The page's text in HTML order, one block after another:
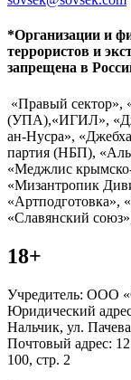
*Организации и
террористов и
запрещена в
«Правый сектор»,
(УПА),«ИГИЛ»,
ан-Нусра»,
партия (НБП),
«Меджлис
«Мизантропик
«Артподготовка»,
«Славянский
18+
Учредитель: ООО
Юридический
Нальчик, ул.
Почтовый адрес:
100, стр. 2